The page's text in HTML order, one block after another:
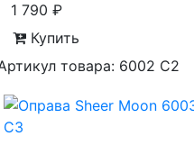
1 790 ₽
Купить
товара: 6002 С2